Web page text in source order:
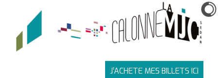
J’ACHETE MES BILLETS ICI